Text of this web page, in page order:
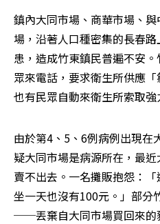
鎮內大同市場、商華市場、
場，沿著人口種密集的長春
患，造成竹東鎮民普遍不安
眾來電話，要求衛生所供應
也有民眾自動來衛生所索取
由於第4、5、6例病例出現在
疑大同市場是病源所在，最
賣不出去。一名攤販抱怨：
坐一天也沒有100元。」部分
──丟棄自大同市場買回來